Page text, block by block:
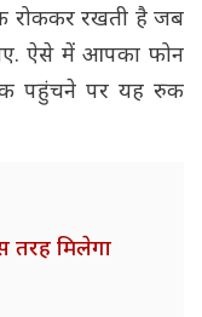
रोककर रखती है जब
ऐसे में आपका फोन
पहुंचने पर यह रुक
मिलेगा